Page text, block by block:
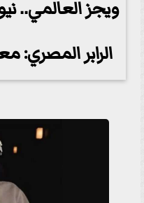
ويجز العالمي..
الرابر المصري: